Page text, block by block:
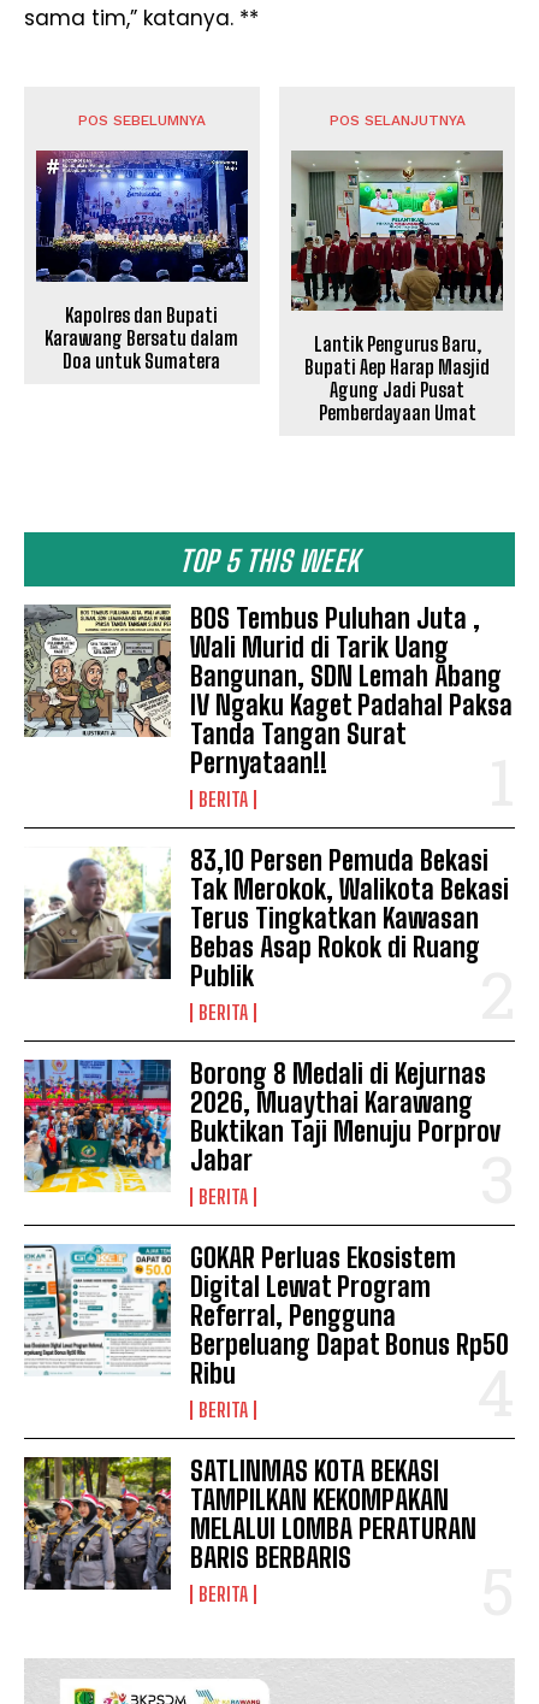
TOP 5 THIS WEEK
BOS Tembus Puluhan Juta ,
Wali Murid di Tarik Uang
Bangunan, SDN Lemah Abang
IV Ngaku Kaget Padahal Paksa
Tanda Tangan Surat
Pernyataan!!
BERITA
83,10 Persen Pemuda Bekasi
Tak Merokok, Walikota Bekasi
Terus Tingkatkan Kawasan
Bebas Asap Rokok di Ruang
Publik
BERITA
Borong 8 Medali di Kejurnas
2026, Muaythai Karawang
Buktikan Taji Menuju Porprov
Jabar
BERITA
GOKAR Perluas Ekosistem
Digital Lewat Program
Referral, Pengguna
Berpeluang Dapat Bonus Rp50
Ribu
BERITA
SATLINMAS KOTA BEKASI
TAMPILKAN KEKOMPAKAN
MELALUI LOMBA PERATURAN
BARIS BERBARIS
BERITA
sama tim,” katanya. **
POS SEBELUMNYA
Kapolres dan Bupati
Karawang Bersatu dalam
Doa untuk Sumatera
POS SELANJUTNYA
Lantik Pengurus Baru,
Bupati Aep Harap Masjid
Agung Jadi Pusat
Pemberdayaan Umat